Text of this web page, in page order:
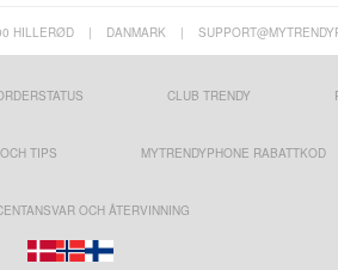
HILLERØD | DANMARK |
CLUB TRENDY
TIPS MYTRENDYPHONE RABATTKOD
OCH ÅTERVINNING